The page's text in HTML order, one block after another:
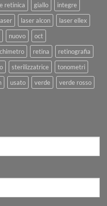
retinica giallo
integre
laser alcon
laser ellex
nuovo
oct
retina
retinografia
sterilizzatrice
tonometri
usato verde
verde rosso